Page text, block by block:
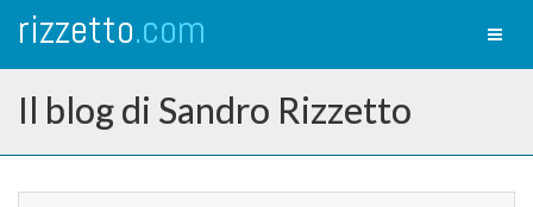
rizzetto.com
Il blog di Sandro Rizzetto